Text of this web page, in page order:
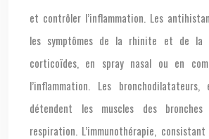
et contrôler l’inflammation. Les
les symptômes de la rhinite et de la
corticoïdes, en spray nasal ou en
l’inflammation. Les bronchodilatateurs,
détendent les muscles des
respiration. L’immunothérapie,